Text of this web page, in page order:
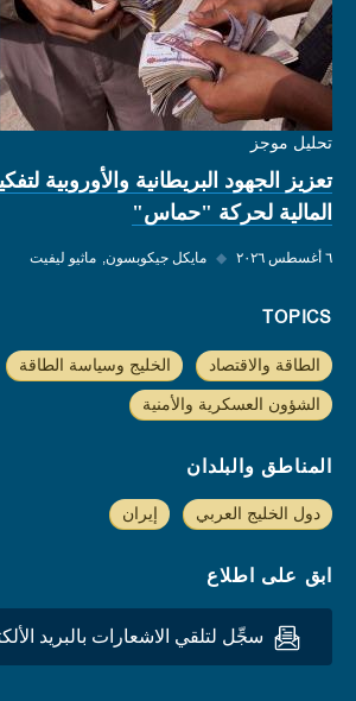
تحليل موجز
تعزيز الجهود البريطانية والأوروبية
المالية لحركة "حماس"
٦ أغسطس ٢٠٢٦ ◆ مايكل جيكوبسون ماثيو ليفيت
TOPICS
الطاقة والاقتصاد الخليج وسياسة الطاقة
الشؤون العسكرية والأمنية
المناطق والبلدان
دول الخليج العربي إيران
ابق على اطلاع
سجِّل لتلقي الاشعارات بالبريد